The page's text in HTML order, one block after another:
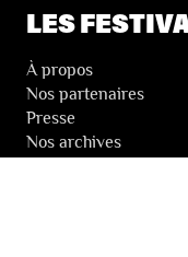
LES
À propos
Nos partenaires
Presse
Nos archives